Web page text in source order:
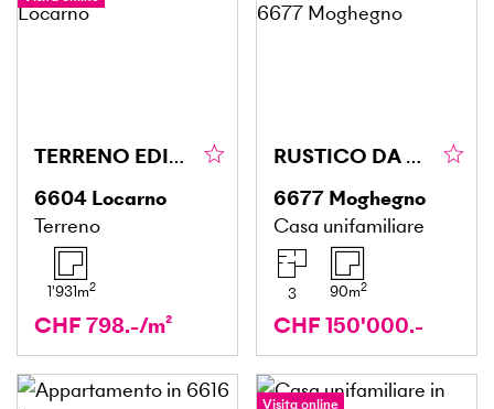
TERRENO EDIFICABILE CON BELLISSIMA VISTA
6604 Locarno
Terreno
1'931m2
CHF 798.-/m²
RUSTICO DA RISTRUTTURARE
6677 Moghegno
Casa unifamiliare
3 90m2
CHF 150'000.-
Visita online